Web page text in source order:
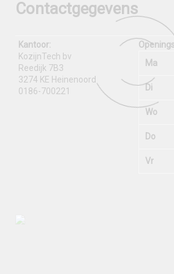
Contactgegevens
Kantoor:
KozijnTech bv
Reedijk 7B3
3274 KE Heinenoord
0186-700221
Ma
Di
Wo
Do
Vr